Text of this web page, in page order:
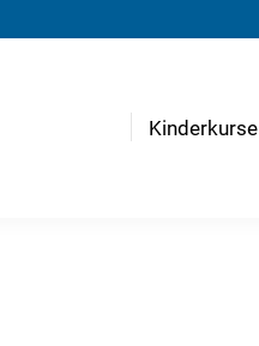
Kinderkurse